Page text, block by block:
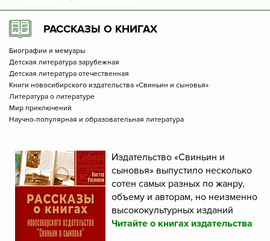
РАССКАЗЫ О КНИГАХ
Биографии и мемуары
Детская литература зарубежная
Детская литература отечественная
Книги новосибирского издательства «Свиньин и сыновья»
Литература о литературе
Мир приключений
Научно-популярная и образовательная литература
Издательство «Свиньин и
сыновья» выпустило несколько
сотен самых разных по жанру,
объему и авторам, но неизменно
высококультурных изданий
Читайте о книгах издательства